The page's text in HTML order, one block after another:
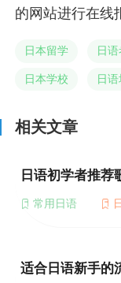
的网站进行在线
日本留学 日
日本学校 日语
相关文章
日语初学者推荐
常用日语
适合日语新手的